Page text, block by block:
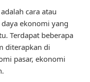
cara atau
ekonomi yang
Terdapat beberapa
diterapkan di
pasar, ekonomi